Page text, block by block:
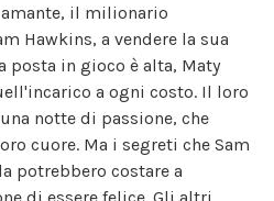
il milionario
Hawkins, a vendere la sua
in gioco è alta, Maty
a ogni costo. Il loro
notte di passione, che
cuore. Ma i segreti che Sam
potrebbero costare a
di essere felice. Gli altri